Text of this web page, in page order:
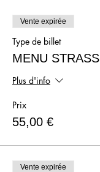
Vente expirée
Type de billet
MENU STRASS
Plus d'info
Prix
55,00 €
Vente expirée